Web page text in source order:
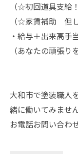
（☆初回道具支給！
（☆家賃補助 但
・給与＋出来高手
（あなたの頑張り
大和市で塗装職人
緒に働いてみませ
お電話お問い合わ